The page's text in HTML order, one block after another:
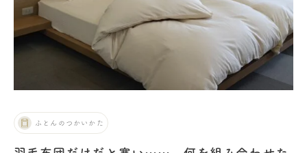
ふとんのつかいかた